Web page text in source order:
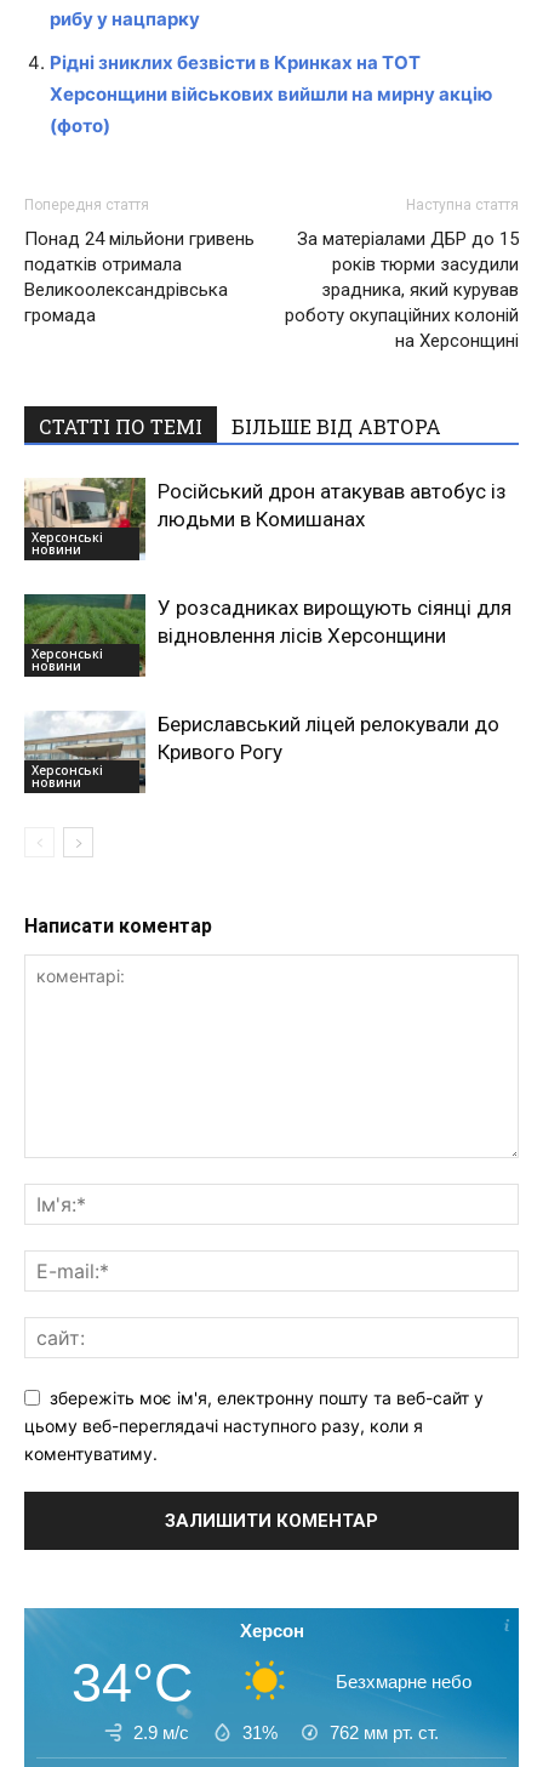
рибу у нацпарку
Рідні зниклих безвісти в Кринках на ТОТ
Херсонщини військових вийшли на мирну акцію
(фото)
Попередня стаття
Понад 24 мільйони гривень
податків отримала
Великоолександрівська
громада
Наступна стаття
За матеріалами ДБР до 15
років тюрми засудили
зрадника, який курував
роботу окупаційних колоній
на Херсонщині
СТАТТІ ПО ТЕМІ БІЛЬШЕ ВІД АВТОРА
Херсонські
новини
Російський дрон атакував автобус із
людьми в Комишанах
Херсонські
новини
У розсадниках вирощують сіянці для
відновлення лісів Херсонщини
Херсонські
новини
Бериславський ліцей релокували до
Кривого Рогу
Написати коментар
збережіть моє ім'я, електронну пошту та веб-сайт у
цьому веб-переглядачі наступного разу, коли я
коментуватиму.
Херсон
34°C Безхмарне небо
2.9 м/с 31% 762 мм рт. ст.